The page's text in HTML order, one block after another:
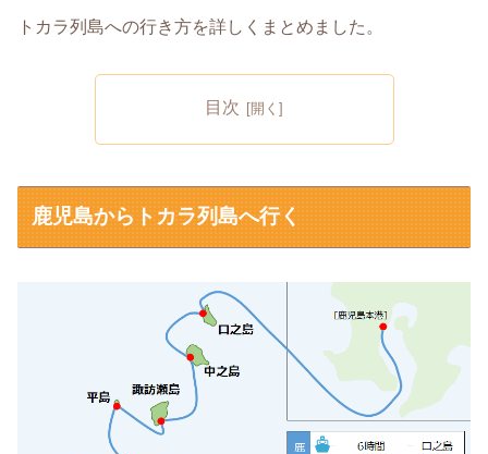
トカラ列島への行き方を詳しくまとめました。
目次
鹿児島からトカラ列島へ行く